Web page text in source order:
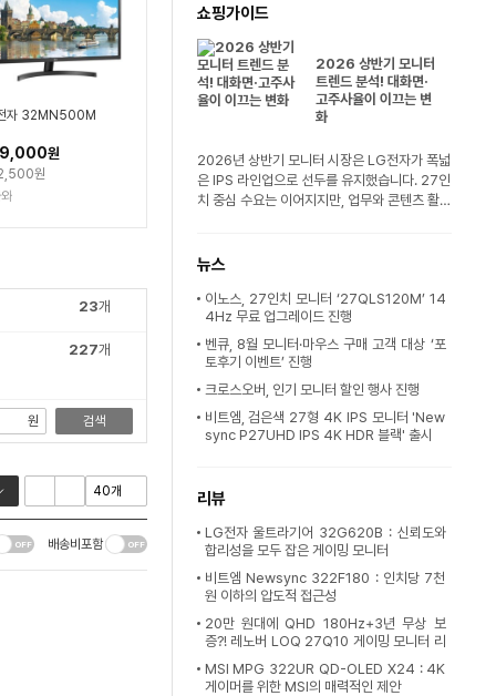
자 32MN500M
원
원
23개
227개
원 검색
배송비포함
쇼핑가이드
2026 상반기 모니터
트렌드 분석! 대화면·
고주사율이 이끄는 변
화
2026년 상반기 모니터 시장은 LG전자가 폭넓
은 IPS 라인업으로 선두를 유지했습니다. 27인
치 중심 수요는 이어지지만, 업무와 콘텐츠 활
뉴스
이노스, 27인치 모니터 ‘27QLS120M’ 14
4Hz 무료 업그레이드 진행
벤큐, 8월 모니터·마우스 구매 고객 대상 ‘포
토후기 이벤트’ 진행
크로스오버, 인기 모니터 할인 행사 진행
비트엠, 검은색 27형 4K IPS 모니터 'New
sync P27UHD IPS 4K HDR 블랙' 출시
리뷰
LG전자 울트라기어 32G620B : 신뢰도와
합리성을 모두 잡은 게이밍 모니터
비트엠 Newsync 322F180 : 인치당 7천
원 이하의 압도적 접근성
20만 원대에 QHD 180Hz+3년 무상 보
증?! 레노버 LOQ 27Q10 게이밍 모니터 리
MSI MPG 322UR QD-OLED X24 : 4K
게이머를 위한 MSI의 매력적인 제안